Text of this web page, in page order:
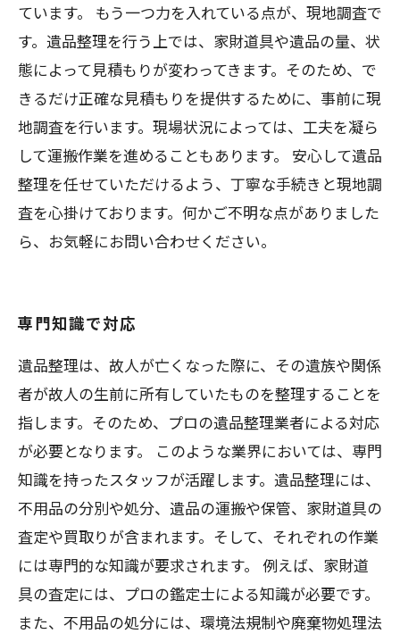
ています。 もう一つ力を入れている点が、現地調査で
す。遺品整理を行う上では、家財道具や遺品の量、状
態によって見積もりが変わってきます。そのため、で
きるだけ正確な見積もりを提供するために、事前に現
地調査を行います。現場状況によっては、工夫を凝ら
して運搬作業を進めることもあります。 安心して遺品
整理を任せていただけるよう、丁寧な手続きと現地調
査を心掛けております。何かご不明な点がありました
ら、お気軽にお問い合わせください。
専門知識で対応
遺品整理は、故人が亡くなった際に、その遺族や関係
者が故人の生前に所有していたものを整理することを
指します。そのため、プロの遺品整理業者による対応
が必要となります。 このような業界においては、専門
知識を持ったスタッフが活躍します。遺品整理には、
不用品の分別や処分、遺品の運搬や保管、家財道具の
査定や買取りが含まれます。そして、それぞれの作業
には専門的な知識が要求されます。 例えば、家財道
具の査定には、プロの鑑定士による知識が必要です。
また、不用品の処分には、環境法規制や廃棄物処理法